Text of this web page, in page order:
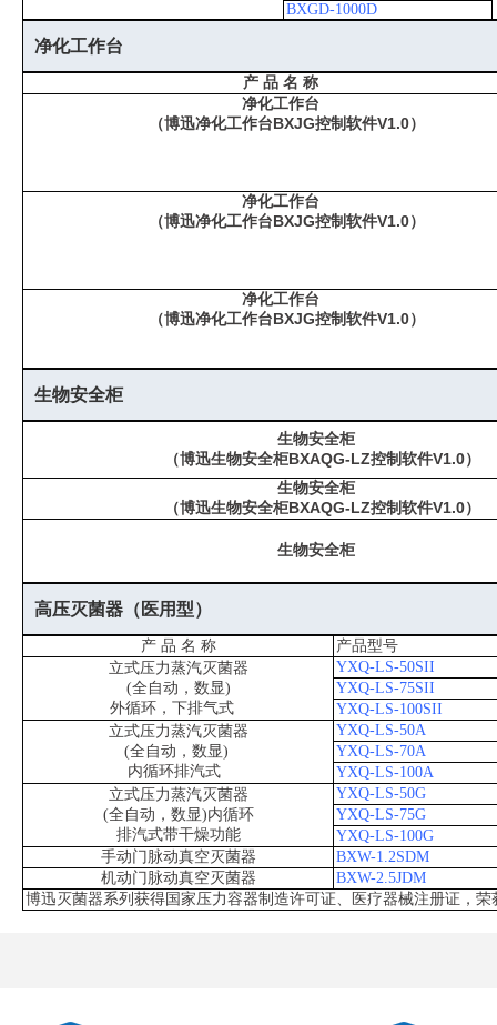
BXGD-1000D
净化工作台
产 品 名 称
净化工作台
（博迅净化工作台BXJG控制软件V1.0）
净化工作台
（博迅净化工作台BXJG控制软件V1.0）
净化工作台
（博迅净化工作台BXJG控制软件V1.0）
生物安全柜
生物安全柜
（博迅生物安全柜BXAQG-LZ控制软件V1.0）
生物安全柜
（博迅生物安全柜BXAQG-LZ控制软件V1.0）
生物安全柜
高压灭菌器（医用型）
产 品 名 称
产品型号
立式压力蒸汽灭菌器
(全自动，数显)
外循环，下排气式
YXQ-LS-50SII
YXQ-LS-75SII
YXQ-LS-100SII
立式压力蒸汽灭菌器
(全自动，数显)
内循环排汽式
YXQ-LS-50A
YXQ-LS-70A
YXQ-LS-100A
立式压力蒸汽灭菌器
(全自动，数显)内循环
排汽式带干燥功能
YXQ-LS-50G
YXQ-LS-75G
YXQ-LS-100G
手动门脉动真空灭菌器
BXW-1.2SDM
机动门脉动真空灭菌器
BXW-2.5JDM
博迅灭菌器系列获得国家压力容器制造许可证、医疗器械注册证，荣